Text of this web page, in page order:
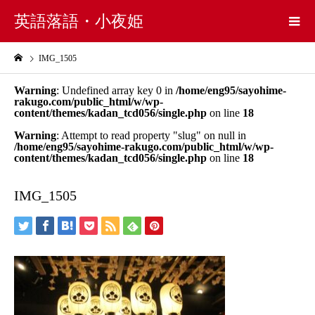
英語落語・小夜姫
IMG_1505
Warning: Undefined array key 0 in /home/eng95/sayohime-
rakugo.com/public_html/w/wp-
content/themes/kadan_tcd056/single.php on line 18
Warning: Attempt to read property "slug" on null in
/home/eng95/sayohime-rakugo.com/public_html/w/wp-
content/themes/kadan_tcd056/single.php on line 18
IMG_1505